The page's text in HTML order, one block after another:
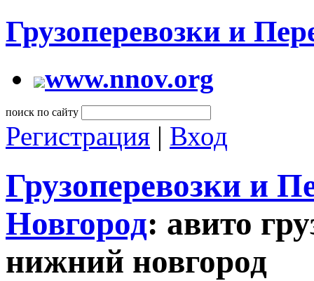
Грузоперевозки и
www.nnov.org
поиск по сайту
Регистрация | Вход
Грузоперевозки и
Новгород: авито
нижний новгород